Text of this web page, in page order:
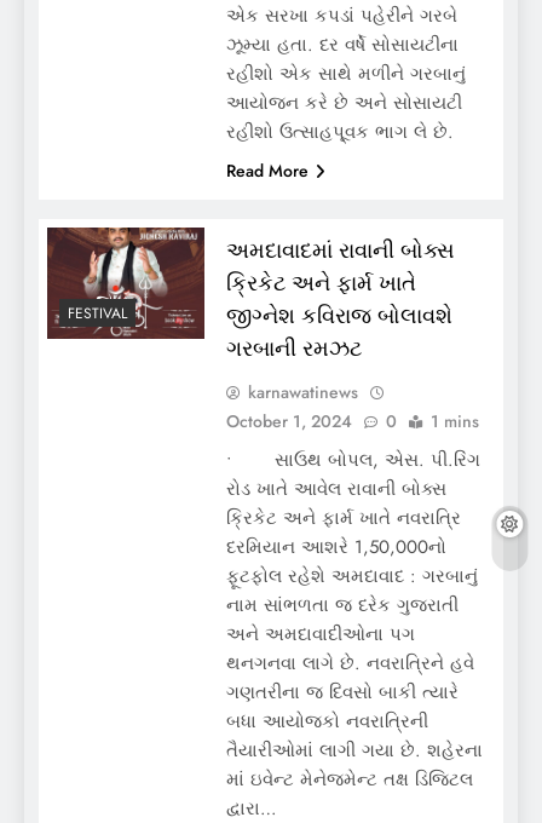
એક સરખા કપડાં પહેરીને ગરબે
ઝૂમ્યા હતા. દર વર્ષે સોસાયટીના
રહીશો એક સાથે મળીને ગરબાનું
આયોજન કરે છે અને સોસાયટી
રહીશો ઉત્સાહપૂ્વક ભાગ લે છે.
Read More
FESTIVAL
અમદાવાદમાં રાવાની બોક્સ
ક્રિકેટ અને ફાર્મ ખાતે
જીગ્નેશ કવિરાજ બોલાવશે
ગરબાની રમઝટ
karnawatinews
October 1, 2024
0 1 mins
• સાઉથ બોપલ, એસ. પી.રિંગ
રોડ ખાતે આવેલ રાવાની બોક્સ
ક્રિકેટ અને ફાર્મ ખાતે નવરાત્રિ
દરમિયાન આશરે 1,50,000નો
ફૂટફોલ રહેશે અમદાવાદ : ગરબાનું
નામ સાંભળતા જ દરેક ગુજરાતી
અને અમદાવાદીઓના પગ
થનગનવા લાગે છે. નવરાત્રિને હવે
ગણતરીના જ દિવસો બાકી ત્યારે
બધા આયોજકો નવરાત્રિની
તૈયારીઓમાં લાગી ગયા છે. શહેરના
માં ઇવેન્ટ મેનેજમેન્ટ તક્ષ ડિજિટલ
દ્વારા…